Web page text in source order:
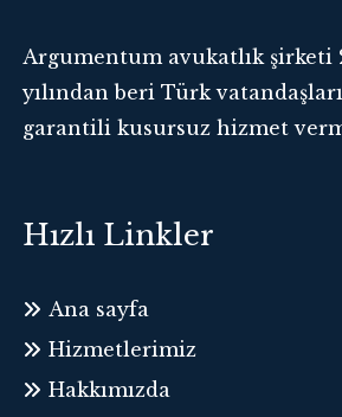
Argumentum avukatlık şirketi
yılından beri Türk
garantili kusursuz hizmet
Hızlı Linkler
Ana sayfa
Hizmetlerimiz
Hakkımızda